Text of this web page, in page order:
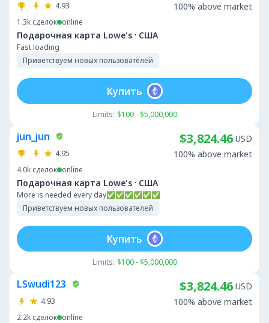
4.93
1.3k сделок online
Подарочная карта Lowe's · США
Fast loading
Приветствуем новых пользователей
100% above market
Limits: $100 - $5,000,000
Купить
jun_jun
4.95
4.0k сделок online
Подарочная карта Lowe's · США
More is needed every day✅✅✅✅✅✅
Приветствуем новых пользователей
$3,824.46 USD
100% above market
Limits: $100 - $5,000,000
Купить
LSwudi123
4.93
2.2k сделок online
$3,824.46 USD
100% above market